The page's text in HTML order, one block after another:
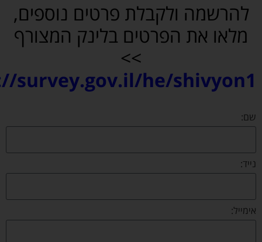
ולקבלת פרטים נוספים,
הפרטים בלינק המצורף
https://survey.gov.il/he/